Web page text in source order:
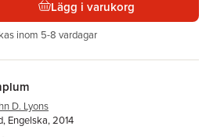
Lägg i varukorg
inom 5-8 vardagar
D. Lyons
Engelska, 2014